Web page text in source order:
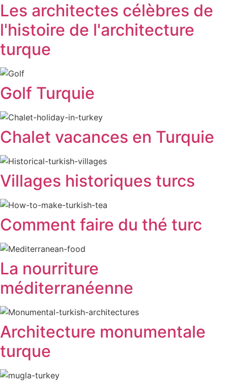
Les architectes célèbres de
l'histoire de l'architecture
turque
Golf Turquie
Chalet vacances en Turquie
Villages historiques turcs
Comment faire du thé turc
La nourriture
méditerranéenne
Architecture monumentale
turque